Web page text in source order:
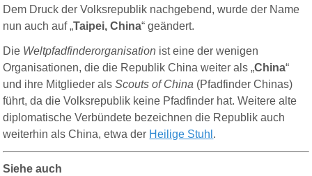
Dem Druck der Volksrepublik nachgebend, wurde der Name
nun auch auf „Taipei, China“ geändert.
Die Weltpfadfinderorganisation ist eine der wenigen
Organisationen, die die Republik China weiter als „China“
und ihre Mitglieder alsScouts of China (Pfadfinder Chinas)
führt, da die Volksrepublik keine Pfadfinder hat. Weitere alte
diplomatische Verbündete bezeichnen die Republik auch
weiterhin als China, etwa der Heilige Stuhl .
Siehe auch